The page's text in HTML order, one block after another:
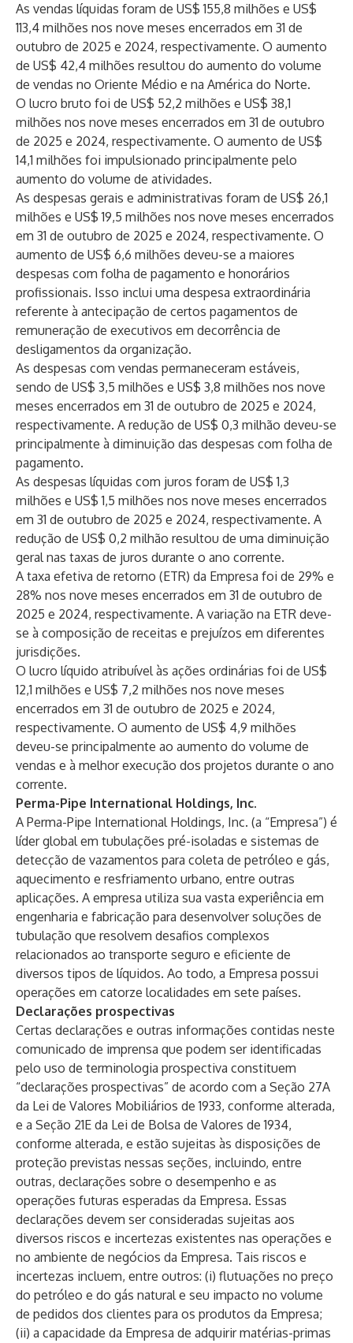
As vendas líquidas foram de US$ 155,8 milhões e US$
113,4 milhões nos nove meses encerrados em 31 de
outubro de 2025 e 2024, respectivamente. O aumento
de US$ 42,4 milhões resultou do aumento do volume
de vendas no Oriente Médio e na América do Norte.
O lucro bruto foi de US$ 52,2 milhões e US$ 38,1
milhões nos nove meses encerrados em 31 de outubro
de 2025 e 2024, respectivamente. O aumento de US$
14,1 milhões foi impulsionado principalmente pelo
aumento do volume de atividades.
As despesas gerais e administrativas foram de US$ 26,1
milhões e US$ 19,5 milhões nos nove meses encerrados
em 31 de outubro de 2025 e 2024, respectivamente. O
aumento de US$ 6,6 milhões deveu-se a maiores
despesas com folha de pagamento e honorários
profissionais. Isso inclui uma despesa extraordinária
referente à antecipação de certos pagamentos de
remuneração de executivos em decorrência de
desligamentos da organização.
As despesas com vendas permaneceram estáveis,
sendo de US$ 3,5 milhões e US$ 3,8 milhões nos nove
meses encerrados em 31 de outubro de 2025 e 2024,
respectivamente. A redução de US$ 0,3 milhão deveu-se
principalmente à diminuição das despesas com folha de
pagamento.
As despesas líquidas com juros foram de US$ 1,3
milhões e US$ 1,5 milhões nos nove meses encerrados
em 31 de outubro de 2025 e 2024, respectivamente. A
redução de US$ 0,2 milhão resultou de uma diminuição
geral nas taxas de juros durante o ano corrente.
A taxa efetiva de retorno (ETR) da Empresa foi de 29% e
28% nos nove meses encerrados em 31 de outubro de
2025 e 2024, respectivamente. A variação na ETR deve-
se à composição de receitas e prejuízos em diferentes
jurisdições.
O lucro líquido atribuível às ações ordinárias foi de US$
12,1 milhões e US$ 7,2 milhões nos nove meses
encerrados em 31 de outubro de 2025 e 2024,
respectivamente. O aumento de US$ 4,9 milhões
deveu-se principalmente ao aumento do volume de
vendas e à melhor execução dos projetos durante o ano
corrente.
Perma-Pipe International Holdings, Inc.
A Perma-Pipe International Holdings, Inc. (a “Empresa”) é
líder global em tubulações pré-isoladas e sistemas de
detecção de vazamentos para coleta de petróleo e gás,
aquecimento e resfriamento urbano, entre outras
aplicações. A empresa utiliza sua vasta experiência em
engenharia e fabricação para desenvolver soluções de
tubulação que resolvem desafios complexos
relacionados ao transporte seguro e eficiente de
diversos tipos de líquidos. Ao todo, a Empresa possui
operações em catorze localidades em sete países.
Declarações prospectivas
Certas declarações e outras informações contidas neste
comunicado de imprensa que podem ser identificadas
pelo uso de terminologia prospectiva constituem
“declarações prospectivas” de acordo com a Seção 27A
da Lei de Valores Mobiliários de 1933, conforme alterada,
e a Seção 21E da Lei de Bolsa de Valores de 1934,
conforme alterada, e estão sujeitas às disposições de
proteção previstas nessas seções, incluindo, entre
outras, declarações sobre o desempenho e as
operações futuras esperadas da Empresa. Essas
declarações devem ser consideradas sujeitas aos
diversos riscos e incertezas existentes nas operações e
no ambiente de negócios da Empresa. Tais riscos e
incertezas incluem, entre outros: (i) flutuações no preço
do petróleo e do gás natural e seu impacto no volume
de pedidos dos clientes para os produtos da Empresa;
(ii) a capacidade da Empresa de adquirir matérias-primas